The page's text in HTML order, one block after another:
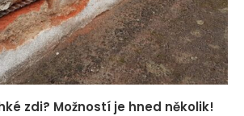
zdi? Možností je hned několik!